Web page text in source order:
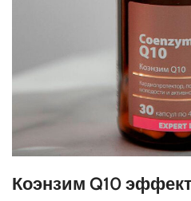
Коэнзим Q10